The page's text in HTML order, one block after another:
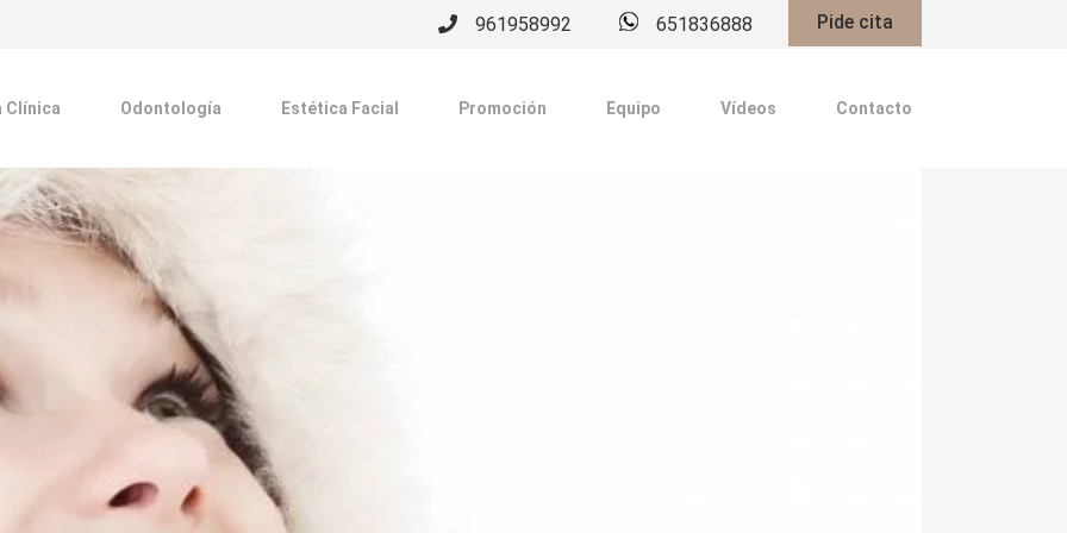
961958992 651836888 Pide cita
Clínica Odontología Estética Facial Promoción Equipo Vídeos Contacto